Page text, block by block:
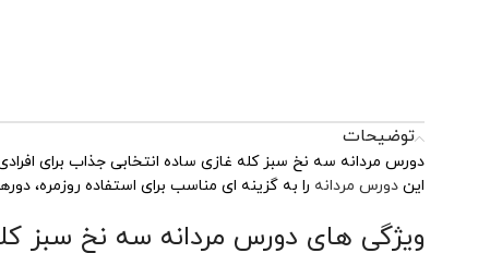
توضیحات
دورس مردانه سه نخ سبز کله غازی ساده انتخابی جذاب برای
این دورس مردانه را به گزینه ای مناسب برای استفاده روزمره،
ویژگی های دورس مردانه سه نخ سبز